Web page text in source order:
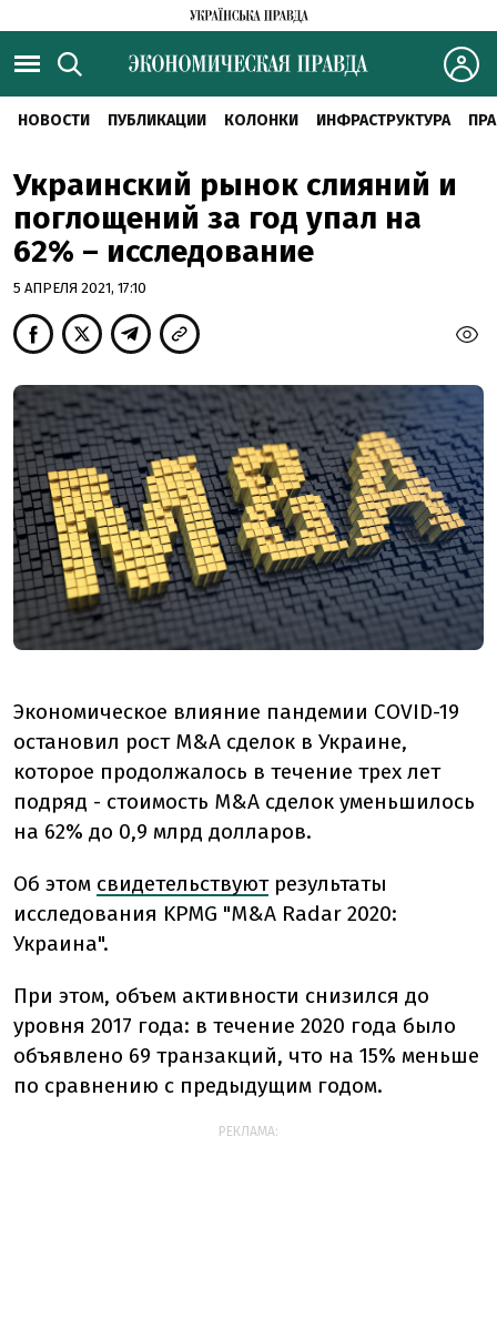
НОВОСТИ ПУБЛИКАЦИИ КОЛОНКИ ИНФРАСТРУКТУРА
Украинский рынок слияний и
поглощений за год упал на
62% – исследование
5 АПРЕЛЯ 2021, 17:10
Экономическое влияние пандемии COVID-19
остановил рост M&A сделок в Украине,
которое продолжалось в течение трех лет
подряд - стоимость M&A сделок уменьшилось
на 62% до 0,9 млрд долларов.
Об этом свидетельствуютрезультаты
исследования KPMG "M&A Radar 2020:
Украина".
При этом, объем активности снизился до
уровня 2017 года: в течение 2020 года было
объявлено 69 транзакций, что на 15% меньше
по сравнению с предыдущим годом.
РЕКЛАМА: